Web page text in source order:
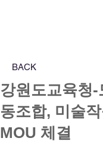
BACK
강원도교육청-
동조합, 미술
MOU 체결